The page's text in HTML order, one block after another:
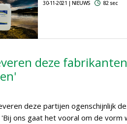
30-11-2021 | NIEUWS 82 sec
deze
deze partijen ogenschijnlijk
ons gaat het vooral om de vorm